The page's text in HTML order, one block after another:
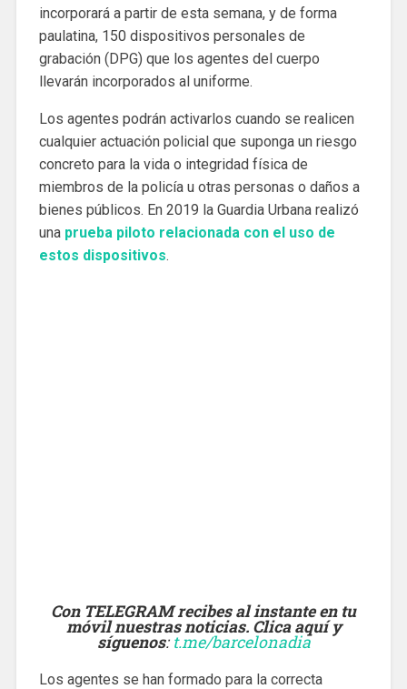
incorporará a partir de esta semana, y de forma
paulatina, 150 dispositivos personales de
grabación (DPG) que los agentes del cuerpo
llevarán incorporados al uniforme.
Los agentes podrán activarlos cuando se realicen
cualquier actuación policial que suponga un riesgo
concreto para la vida o integridad física de
miembros de la policía u otras personas o daños a
bienes públicos. En 2019 la Guardia Urbana realizó
una prueba piloto relacionada con el uso de
estos dispositivos.
Con TELEGRAM recibes al instante en tu
móvil nuestras noticias. Clica aquí y
síguenos: t.me/barcelonadia
Los agentes se han formado para la correcta